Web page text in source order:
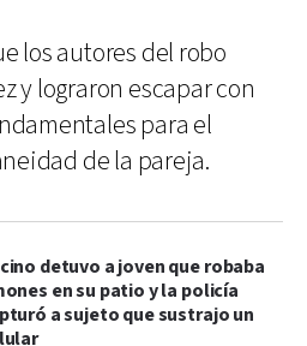
los autores del robo
y lograron escapar con
para el
de la pareja.
detuvo a joven que robaba
en su patio y la policía
a sujeto que sustrajo un